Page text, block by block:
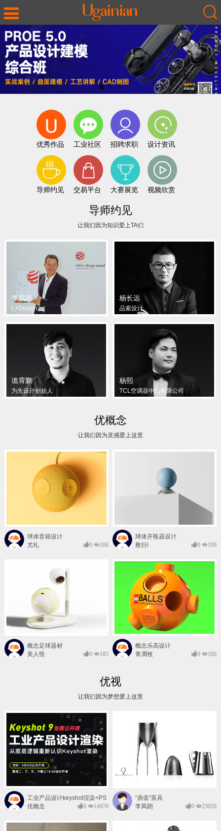
优秀作品 工业社区 招聘求职 设计资讯
导师约见 交易平台 大赛展览 视频欣赏
导师约见
让我们因为知识爱上TA们
李凤朗
L+Design
杨长远
品索设计
谯霄鹏
为先设计创始人
杨熙
TCL空调器中山有限公司
优概念
让我们因为灵感爱上这里
球体音箱设计
尤礼
0 188
球体开瓶器设计
敷衍i
0 199
概念足球器材
美人怪
0 185
概念乐高设计
青凋牧
0 189
优视
让我们因为梦想爱上这里
工业产品设计keyshot渲染+PS
后期班
优概念 0 14970
“鼎壶”茶具
李凤朗
0 23029